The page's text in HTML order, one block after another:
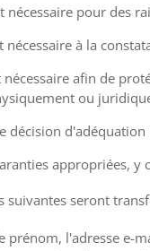
nécessaire pour des
nécessaire à la
afin de
ou
décision
appropriées,
suivantes seront
prénom, l'adresse e-